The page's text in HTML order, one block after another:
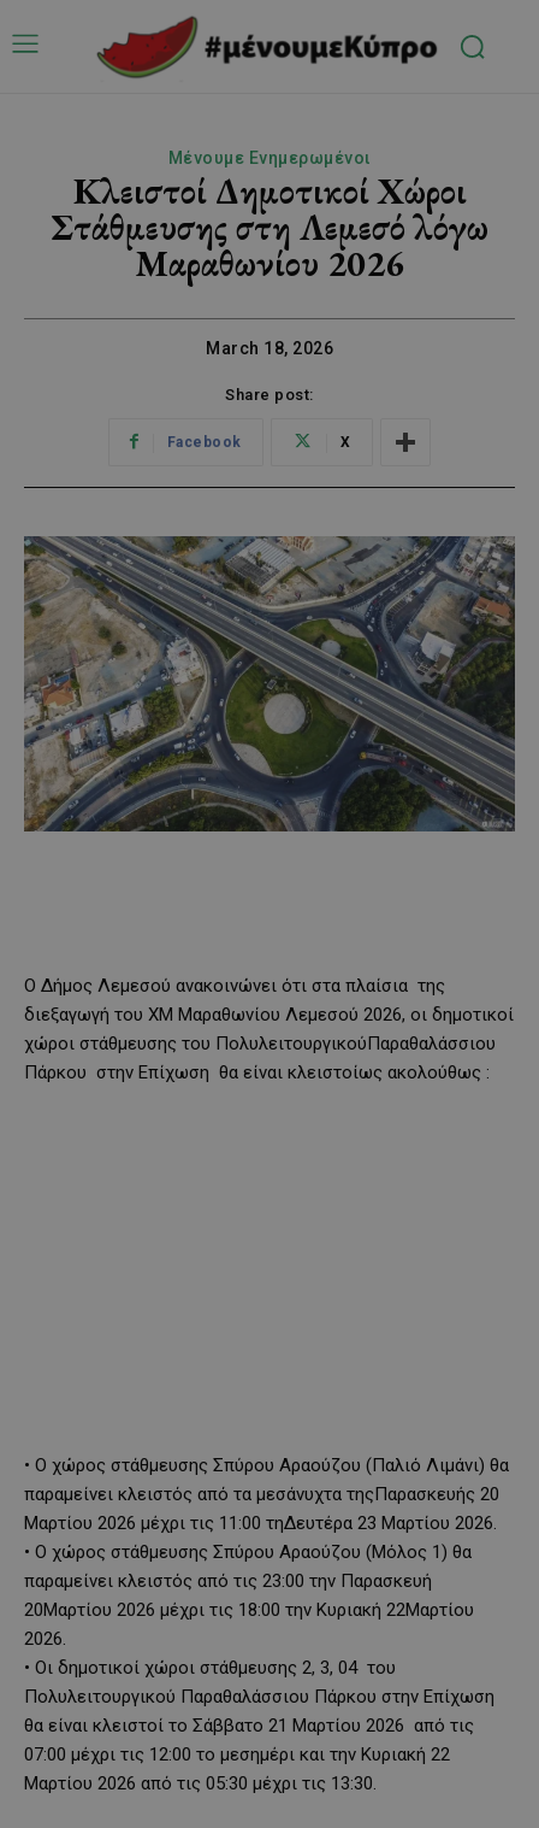
Μένουμε Ενημερωμένοι
Κλειστοί Δημοτικοί Χώροι
Στάθμευσης στη Λεμεσό λόγω
Μαραθωνίου 2026
March 18, 2026
Share post:
Facebook X
Ο Δήμος Λεμεσού ανακοινώνει ότι στα πλαίσια της
διεξαγωγή του ΧΜ Μαραθωνίου Λεμεσού 2026, οι δημοτικοί
χώροι στάθμευσης του ΠολυλειτουργικούΠαραθαλάσσιου
Πάρκου στην Επίχωση θα είναι κλειστοίως ακολούθως :
• Ο χώρος στάθμευσης Σπύρου Αραούζου (Παλιό Λιμάνι) θα
παραμείνει κλειστός από τα μεσάνυχτα τηςΠαρασκευής 20
Μαρτίου 2026 μέχρι τις 11:00 τηΔευτέρα 23 Μαρτίου 2026.
• Ο χώρος στάθμευσης Σπύρου Αραούζου (Μόλος 1) θα
παραμείνει κλειστός από τις 23:00 την Παρασκευή
20Μαρτίου 2026 μέχρι τις 18:00 την Κυριακή 22Μαρτίου
2026.
• Οι δημοτικοί χώροι στάθμευσης 2, 3, 04 του
Πολυλειτουργικού Παραθαλάσσιου Πάρκου στην Επίχωση
θα είναι κλειστοί το Σάββατο 21 Μαρτίου 2026 από τις
07:00 μέχρι τις 12:00 το μεσημέρι και την Κυριακή 22
Μαρτίου 2026 από τις 05:30 μέχρι τις 13:30.